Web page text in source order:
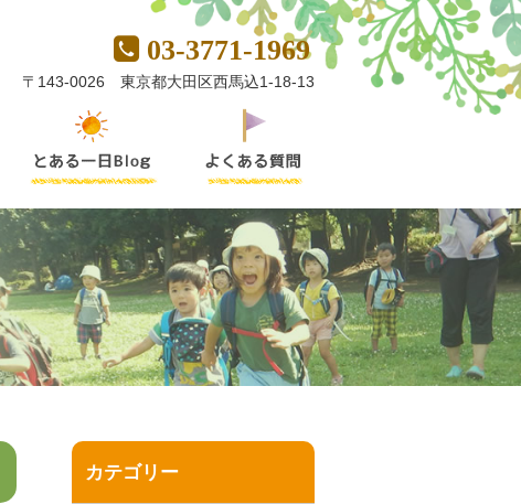
03-3771-1969
〒143-0026 東京都大田区西馬込1-18-13
カテゴリー